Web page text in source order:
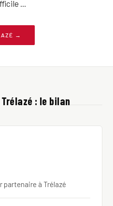
...
→
: le bilan
partenaire à Trélazé